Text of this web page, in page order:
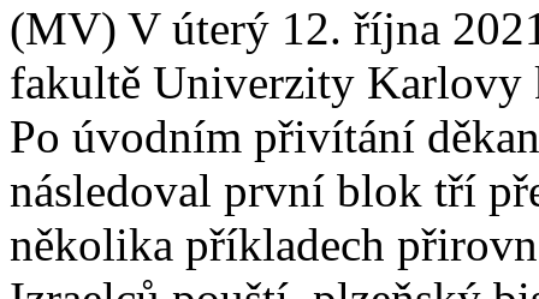
(MV) V úterý 12. října
fakultě Univerzity Karlovy
Po úvodním přivítání
následoval první blok tří
několika příkladech